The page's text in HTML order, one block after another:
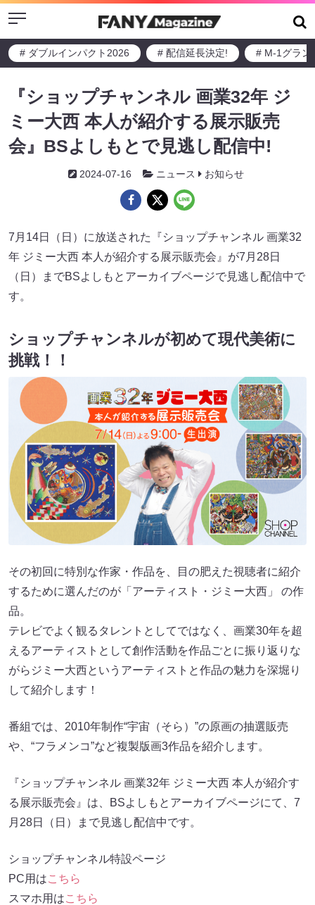
Menu
# ダブルインパクト2026 # 配信延長決定! # M-1グラン
『ショップチャンネル 画業32年 ジ
ミー大西 本人が紹介する展示販売
会』BSよしもとで見逃し配信中!
2024-07-16 ニュース お知らせ
7月14日（日）に放送された『ショップチャンネル 画業32
年 ジミー大西 本人が紹介する展示販売会』が7月28日
（日）までBSよしもとアーカイブページで見逃し配信中で
す。
ショップチャンネルが初めて現代美術に
挑戦！！
その初回に特別な作家・作品を、目の肥えた視聴者に紹介
するために選んだのが「アーティスト・ジミー大西」 の作
品。
テレビでよく観るタレントとしてではなく、画業30年を超
えるアーティストとして創作活動を作品ごとに振り返りな
がらジミー大西というアーティストと作品の魅力を深堀り
して紹介します！
番組では、2010年制作“宇宙（そら）”の原画の抽選販売
や、“フラメンコ”など複製版画3作品を紹介します。
『ショップチャンネル 画業32年 ジミー大西 本人が紹介す
る展示販売会』は、BSよしもとアーカイブページにて、7
月28日（日）まで見逃し配信中です。
ショップチャンネル特設ページ
PC用はこちら
スマホ用はこちら